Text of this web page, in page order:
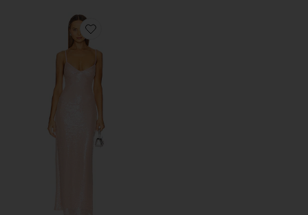
Favorite ALBA ドレス